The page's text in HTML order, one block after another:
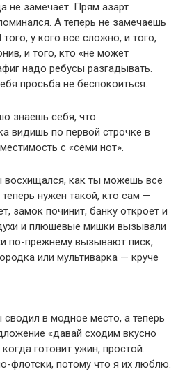
не замечает. Прям азарт
А теперь не замечаешь
у кого все сложно, и того,
и того, кто «не может
надо ребусы разгадывать.
просьба не беспокоиться.
знаешь себя, что
видишь по первой строчке в
с «семи нот».
восхищался, как ты можешь все
нужен такой, кто сам —
замок починит, банку откроет и
и плюшевые мишки вызывали
по-прежнему вызывают писк,
или мультиварка — круче
в модное место, а теперь
«давай сходим вкусно
готовит ужин, простой.
флотски, потому что я их люблю.